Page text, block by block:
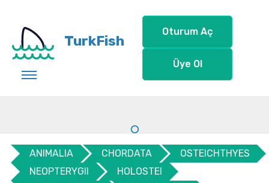
TurkFish
Oturum Aç
Üye Ol
ANIMALIA CHORDATA
OSTEICHTHYES
NEOPTERYGII
HOLOSTEI